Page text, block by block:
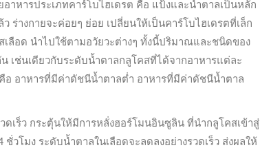
าหารประเภทคาร์โบไฮเดรต คือ แป้งและน้ำตาลเป็นหลัก
ร่างกายจะค่อยๆ ย่อย เปลี่ยนให้เป็นคาร์โบไฮเดรตที่เล็ก
เลือด นำไปใช้ตามอวัยวะต่างๆ ทั้งนี้ปริมาณและชนิดของ
เช่นเดียวกับระดับน้ำตาลกลูโคสที่ได้จากอาหารแต่ละ
อ อาหารที่มีค่าดัชนีน้ำตาลต่ำ อาหารที่มีค่าดัชนีน้ำตาล
เร็ว กระตุ้นให้มีการหลั่งฮอร์โมนอินซูลิน ที่นำกลูโคสเข้าสู่
วโมง ระดับน้ำตาลในเลือดจะลดลงอย่างรวดเร็ว ส่งผลให้